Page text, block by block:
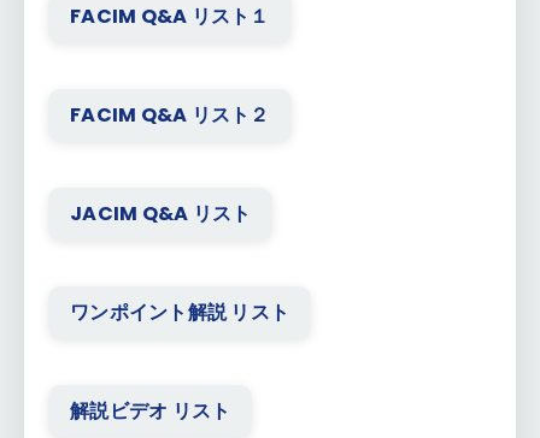
FACIM Q&A リスト１
FACIM Q&A リスト２
JACIM Q&A リスト
ワンポイント解説 リスト
解説ビデオ リスト